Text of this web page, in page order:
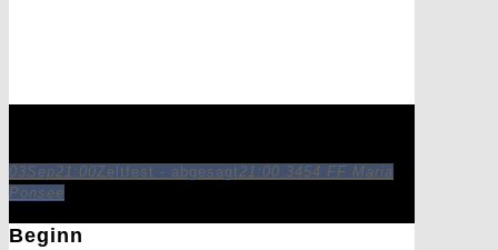
03Sep21:00Zeltfest - abgesagt21:00 3454 FF Maria
Ponsee
Beginn